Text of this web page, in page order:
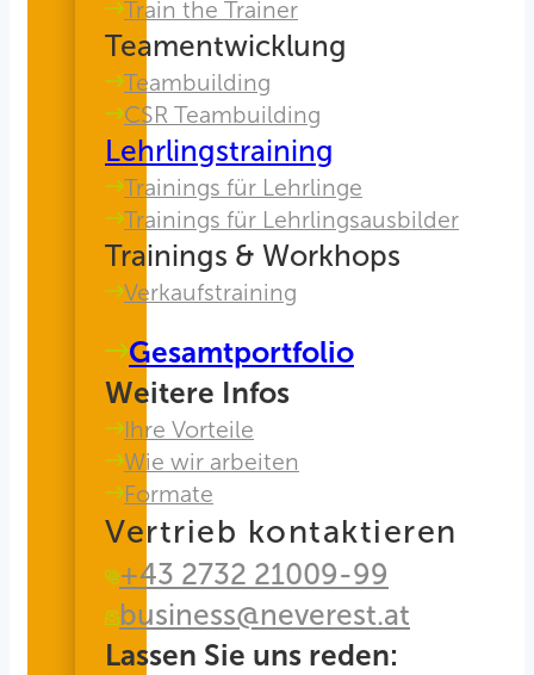
Train the Trainer
Teamentwicklung
Teambuilding
CSR Teambuilding
Lehrlingstraining
Trainings für Lehrlinge
Trainings für Lehrlingsausbilder
Trainings & Workhops
Verkaufstraining
Gesamtportfolio
Weitere Infos
Ihre Vorteile
Wie wir arbeiten
Formate
Vertrieb kontaktieren
+43 2732 21009-99
business@neverest.at
Lassen Sie uns reden: